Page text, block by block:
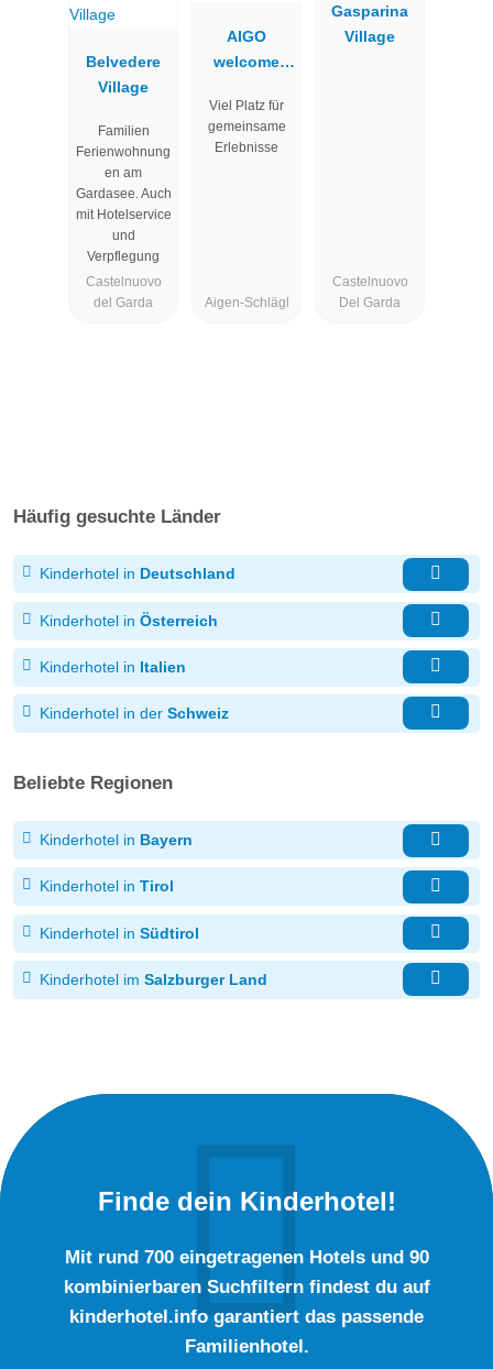
Belvedere
Village
Familien
Ferienwohnung
en am
Gardasee. Auch
mit Hotelservice
und
Verpflegung
Castelnuovo
del Garda
AIGO
welcome
Viel Platz für
gemeinsame
Erlebnisse
Aigen-Schlägl
Gasparina
Village
Castelnuovo
Del Garda
Häufig gesuchte Länder
Kinderhotel in Deutschland
Kinderhotel in Österreich
Kinderhotel in Italien
Kinderhotel in der Schweiz
Beliebte Regionen
Kinderhotel in Bayern
Kinderhotel in Tirol
Kinderhotel in Südtirol
Kinderhotel im Salzburger Land
Finde dein Kinderhotel!
Mit rund 700 eingetragenen Hotels und 90
kombinierbaren Suchfiltern findest du auf
kinderhotel.info garantiert das passende
Familienhotel.